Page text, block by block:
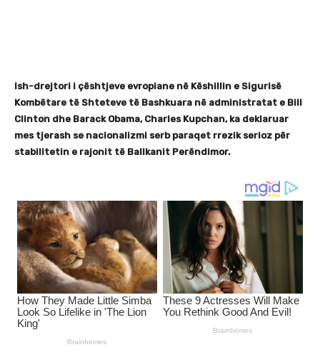
Ish-drejtori i çështjeve evropiane në Këshillin e Sigurisë
Kombëtare të Shteteve të Bashkuara në administratat e Bill
Clinton dhe Barack Obama, Charles Kupchan, ka deklaruar
mes tjerash se nacionalizmi serb paraqet rrezik serioz për
stabilitetin e rajonit të Ballkanit Perëndimor.